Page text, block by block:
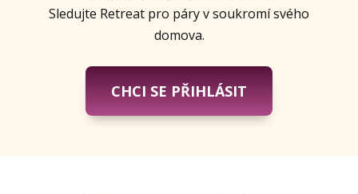
Sledujte Retreat pro páry v soukromí svého
domova.
CHCI SE PŘIHLÁSIT